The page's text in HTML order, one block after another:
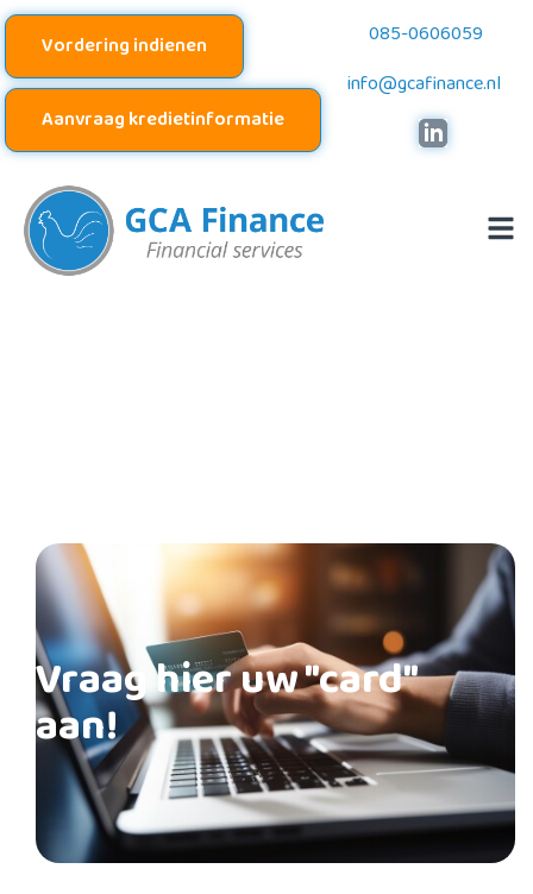
Vordering indienen
Aanvraag kredietinformatie
085-0606059
info@gcafinance.nl
Vraag hier uw "card"
aan!